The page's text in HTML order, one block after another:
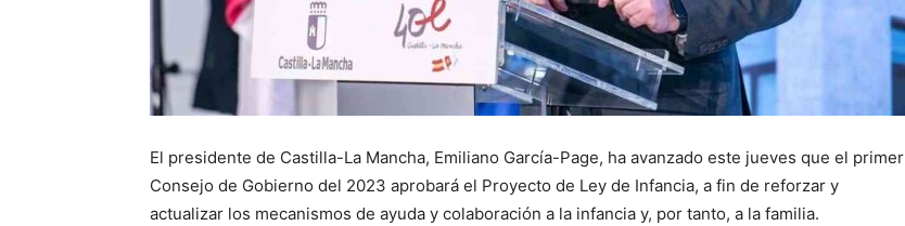
El presidente de Castilla-La Mancha, Emiliano García-Page, ha avanzado este jueves que el primer
Consejo de Gobierno del 2023 aprobará el Proyecto de Ley de Infancia, a fin de reforzar y
actualizar los mecanismos de ayuda y colaboración a la infancia y, por tanto, a la familia.